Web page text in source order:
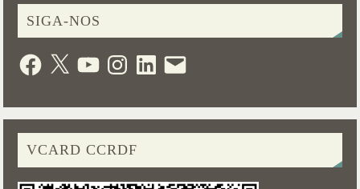
SIGA-NOS
VCARD CCRDF